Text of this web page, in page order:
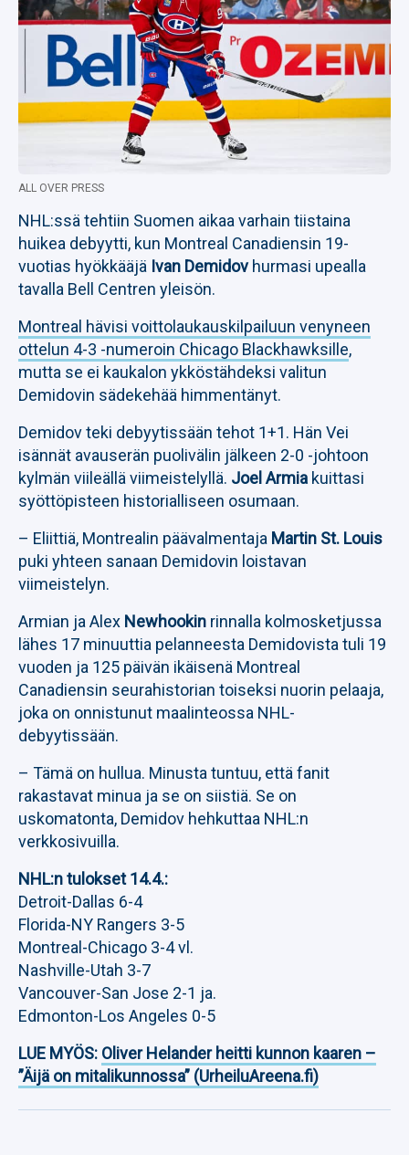
ALL OVER PRESS
NHL:ssä tehtiin Suomen aikaa varhain tiistaina
huikea debyytti, kun Montreal Canadiensin 19-
vuotias hyökkääjä Ivan Demidovhurmasi upealla
tavalla Bell Centren yleisön.
Montreal hävisi voittolaukauskilpailuun venyneen
ottelun 4-3 -numeroin Chicago Blackhawksille,
mutta se ei kaukalon ykköstähdeksi valitun
Demidovin sädekehää himmentänyt.
Demidov teki debyytissään tehot 1+1. Hän Vei
isännät avauserän puolivälin jälkeen 2-0 -johtoon
kylmän viileällä viimeistelyllä. Joel Armia kuittasi
syöttöpisteen historialliseen osumaan.
– Eliittiä, Montrealin päävalmentaja Martin St. Louis
puki yhteen sanaan Demidovin loistavan
viimeistelyn.
Armian ja Alex Newhookin rinnalla kolmosketjussa
lähes 17 minuuttia pelanneesta Demidovista tuli 19
vuoden ja 125 päivän ikäisenä Montreal
Canadiensin seurahistorian toiseksi nuorin pelaaja,
joka on onnistunut maalinteossa NHL-
debyytissään.
– Tämä on hullua. Minusta tuntuu, että fanit
rakastavat minua ja se on siistiä. Se on
uskomatonta, Demidov hehkuttaa NHL:n
verkkosivuilla.
NHL:n tulokset 14.4.:
Detroit-Dallas 6-4
Florida-NY Rangers 3-5
Montreal-Chicago 3-4 vl.
Nashville-Utah 3-7
Vancouver-San Jose 2-1 ja.
Edmonton-Los Angeles 0-5
LUE MYÖS: Oliver Helander heitti kunnon kaaren –
”Äijä on mitalikunnossa” (UrheiluAreena.fi)